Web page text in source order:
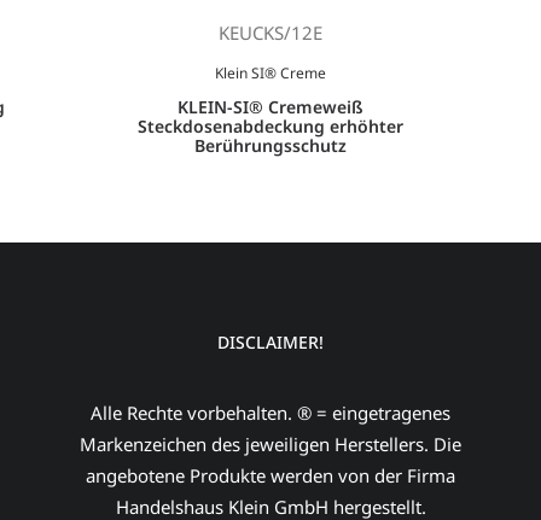
KEUCKS/12E
Klein SI® Creme
KLEIN-SI® Cremeweiß
Steckdosenabdeckung erhöhter
Berührungsschutz
DISCLAIMER!
Alle Rechte vorbehalten. ® = eingetragenes
Markenzeichen des jeweiligen Herstellers. Die
angebotene Produkte werden von der Firma
Handelshaus Klein GmbH hergestellt.